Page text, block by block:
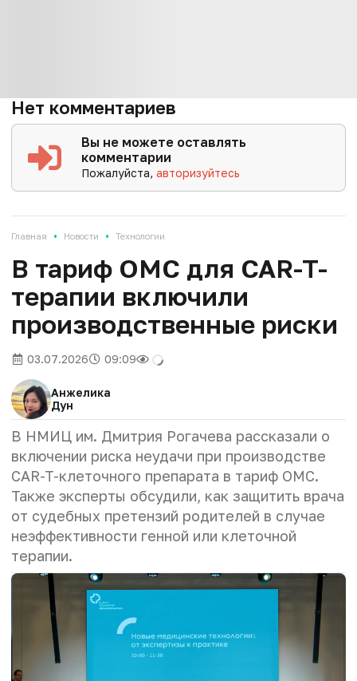
Нет комментариев
Вы не можете оставлять
комментарии
Пожалуйста,авторизуйтесь
Главная • Новости • Технологии
В тариф ОМС для CAR-T-
терапии включили
производственные риски
03.07.2026 09:09
Анжелика
Дун
В НМИЦ им. Дмитрия Рогачева рассказали о
включении риска неудачи при производстве
CAR-T-клеточного препарата в тариф ОМС.
Также эксперты обсудили, как защитить врача
от судебных претензий родителей в случае
неэффективности генной или клеточной
терапии.